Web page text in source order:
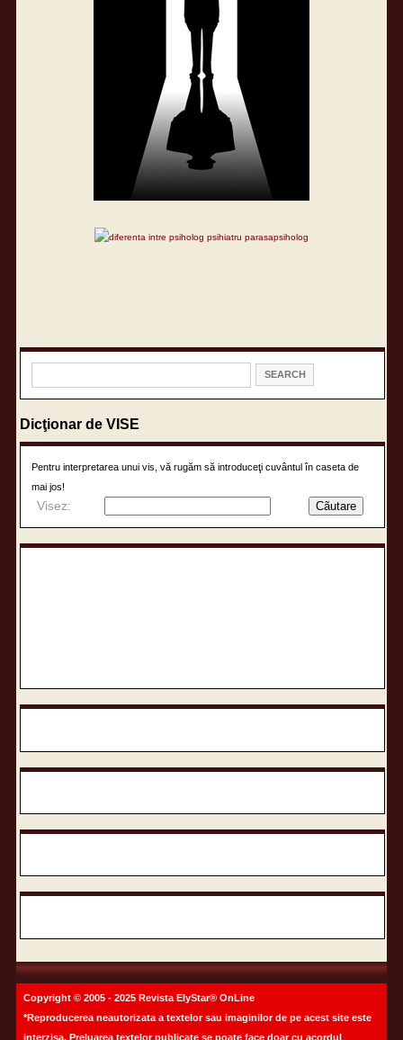
Dicţionar de VISE
Pentru interpretarea unui vis, vă rugăm să introduceţi cuvântul în caseta de
mai jos!
Visez:
Copyright © 2005 - 2025 Revista ElyStar® OnLine
*Reproducerea neautorizata a textelor sau imaginilor de pe acest site este
interzisa. Preluarea textelor publicate se poate face doar cu acordul